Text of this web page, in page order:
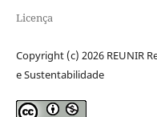
Licença
Copyright (c) 2026 REUNIR
e Sustentabilidade